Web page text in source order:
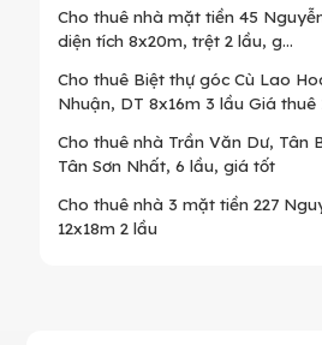
Cho thuê nhà mặt tiền 45
diện tích 8x20m, trệt 2 lầu, g...
Cho thuê Biệt thự góc Cù Lao
Nhuận, DT 8x16m 3 lầu Giá thuê
Cho thuê nhà Trần Văn Dư, Tân
Tân Sơn Nhất, 6 lầu, giá tốt
Cho thuê nhà 3 mặt tiền 227
12x18m 2 lầu